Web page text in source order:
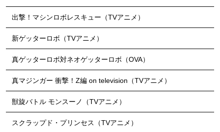
出撃！マシンロボレスキュー（TVアニメ）
新ゲッターロボ（TVアニメ）
真ゲッターロボ対ネオゲッターロボ（OVA）
真マジンガー 衝撃！Z編 on television（TVアニメ）
獣旋バトル モンスーノ（TVアニメ）
スクラップド・プリンセス（TVアニメ）